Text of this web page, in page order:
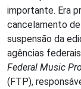
importante. Era
cancelamento
suspensão da
agências
Federal Music
(FTP),